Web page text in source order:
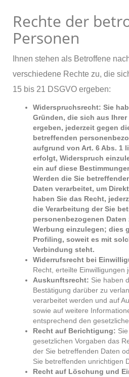
Rechte der
Personen
Ihnen stehen als Betroffene
verschiedene Rechte zu, die
15 bis 21 DSGVO ergeben:
Widerspruchsrecht: Sie
Gründen, die sich aus
ergeben, jederzeit gegen
betreffenden
aufgrund von Art. 6 Abs. 1
erfolgt, Widerspruch
ein auf diese
Werden die Sie
Daten verarbeitet, um
haben Sie das Recht,
die Verarbeitung der Sie
personenbezogenen
Werbung einzulegen; dies
Profiling, soweit es mit
Verbindung steht.
Widerrufsrecht bei
Recht, erteilte Einwilligungen
Auskunftsrecht: Sie haben
Bestätigung darüber zu
verarbeitet werden und auf
sowie auf weitere
entsprechend den
Recht auf Berichtigung:
gesetzlichen Vorgaben das
der Sie betreffenden Daten
Sie betreffenden unrichtigen
Recht auf Löschung und